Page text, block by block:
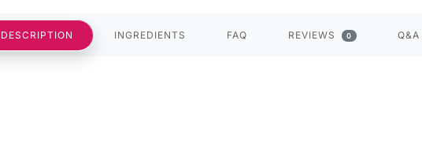
DESCRIPTION INGREDIENTS FAQ REVIEWS 0 Q&A